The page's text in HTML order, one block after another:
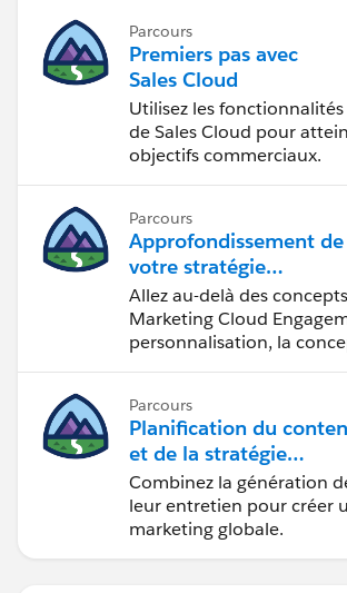
Parcours
Premiers pas avec
Sales Cloud
Utilisez les
de Sales Cloud pour
objectifs commerciaux.
Parcours
Approfondissement de
votre stratégie
marketing
Allez au-delà des
Marketing Cloud
personnalisation, la
Parcours
Planification du
et de la stratégie
marketing avec
Marketing Cloud
Account Engagement
Combinez la génération
leur entretien pour créer
marketing globale.